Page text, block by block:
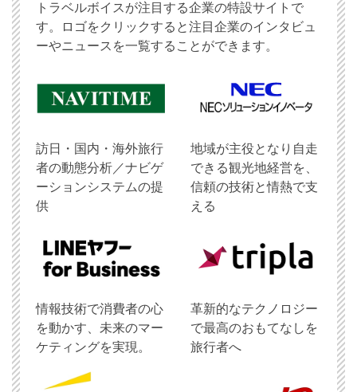
トラベルボイスが注目する企業の特設サイトで
す。ロゴをクリックすると注目企業のインタビュ
ーやニュースを一覧することができます。
訪日・国内・海外旅行
者の動態分析／ナビゲ
ーションシステムの提
供
地域が主役となり自走
できる観光地経営を、
信頼の技術と情熱で支
える
情報技術で消費者の心
を動かす、未来のマー
ケティングを実現。
革新的なテクノロジー
で最高のおもてなしを
旅行者へ